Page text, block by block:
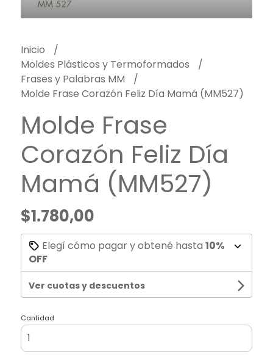
Inicio
Moldes Plásticos y Termoformados
Frases y Palabras MM
Molde Frase Corazón Feliz Día Mamá (MM527)
Molde Frase
Corazón Feliz Día
Mamá (MM527)
$1.780,00
Elegí cómo pagar y obtené hasta 10%
OFF
Ver cuotas y descuentos
Cantidad